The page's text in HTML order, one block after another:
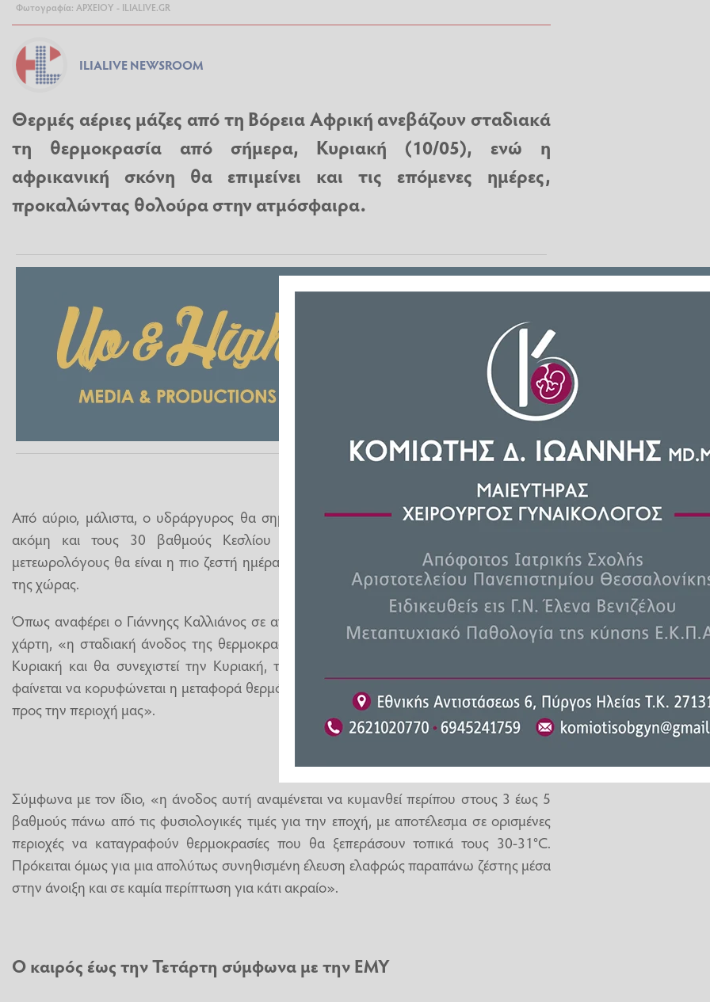
Φωτογραφία: ΑΡΧΕΙΟΥ - ILIALIVE.GR
ILIALIVE NEWSROOM
Θερμές αέριες μάζες από τη Βόρεια Αφρική ανεβάζουν σταδιακά
τη θερμοκρασία από σήμερα, Κυριακή (10/05), ενώ η
αφρικανική σκόνη θα επιμείνει και τις επόμενες ημέρες,
προκαλώντας θολούρα στην ατμόσφαιρα.
Από αύριο, μάλιστα, ο υδράργυρος θα σημειώσει περαιτέρω άνοδο, για να ξεπεράσει
ακόμη και τους 30 βαθμούς Κεσλίου την Τρίτη, η οποία σύμφωνα με τους
μετεωρολόγους θα είναι η πιο ζεστή ημέρα για την Αθήνα αλλά και για άλλες περιοχές
της χώρας.
Όπως αναφέρει ο Γιάννηςς Καλλιάνος σε ανάρτησή του, με την οποία δίνει και σχετικό
χάρτη, «η σταδιακή άνοδος της θερμοκρασίας θα αρχίσει να γίνεται αισθητή από την
Κυριακή και θα συνεχιστεί την Κυριακή, τη Δευτέρα και κυρίως την Τρίτη, όταν και
φαίνεται να κορυφώνεται η μεταφορά θερμότερων αερίων μαζών από τη Βόρεια Αφρική
προς την περιοχή μας».
Σύμφωνα με τον ίδιο, «η άνοδος αυτή αναμένεται να κυμανθεί περίπου στους 3 έως 5
βαθμούς πάνω από τις φυσιολογικές τιμές για την εποχή, με αποτέλεσμα σε ορισμένες
περιοχές να καταγραφούν θερμοκρασίες που θα ξεπεράσουν τοπικά τους 30-31°C.
Πρόκειται όμως για μια απολύτως συνηθισμένη έλευση ελαφρώς παραπάνω ζέστης μέσα
στην άνοιξη και σε καμία περίπτωση για κάτι ακραίο».
Ο καιρός έως την Τετάρτη σύμφωνα με την ΕΜΥ